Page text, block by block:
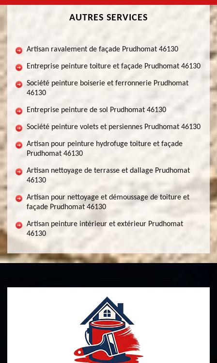
AUTRES SERVICES
Artisan ravalement de façade Prudhomat 46130
Entreprise peinture toiture et façade Prudhomat 46130
Société peinture boiserie et ferronnerie Prudhomat
46130
Entreprise peinture de sol Prudhomat 46130
Société peinture volets et persiennes Prudhomat 46130
Artisan pour peinture hydrofuge toiture et façade
Prudhomat 46130
Artisan nettoyage de terrasse et dallage Prudhomat
46130
Artisan pour nettoyage et démoussage de toiture et
façade Prudhomat 46130
Artisan peinture intérieur et extérieur Prudhomat
46130